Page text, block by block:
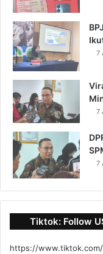
7
7
7
Tiktok: Follow
https://www.tiktok.com/